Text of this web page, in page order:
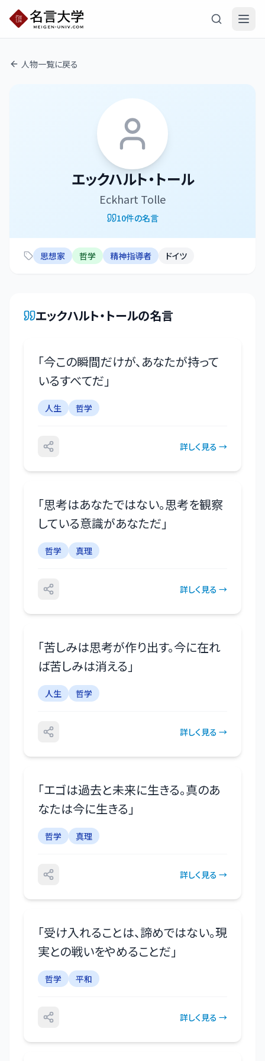
人物一覧に戻る
エックハルト・トール
Eckhart Tolle
10件の名言
思想家 哲学 精神指導者 ドイツ
エックハルト・トールの名言
「今この瞬間だけが、あなたが持って
いるすべてだ 」
人生 哲学
詳しく見る →
「思考はあなたではない。思考を観察
している意識があなただ 」
哲学 真理
詳しく見る →
「苦しみは思考が作り出す。今に在れ
ば苦しみは消える 」
人生 哲学
詳しく見る →
「エゴは過去と未来に生きる。真のあ
なたは今に生きる 」
哲学 真理
詳しく見る →
「受け入れることは、諦めではない。現
実との戦いをやめることだ 」
哲学 平和
詳しく見る →